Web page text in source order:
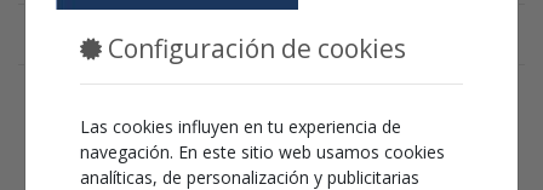
Configuración de cookies
Las cookies influyen en tu experiencia de
navegación. En este sitio web usamos cookies
analíticas, de personalización y publicitarias
En estos momentos no hay
ningún espectáculo activo.